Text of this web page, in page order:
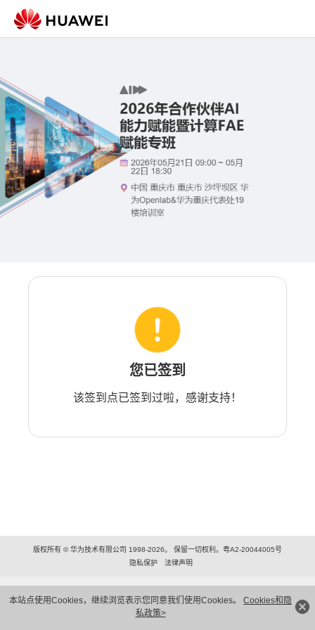
本站点使用Cookies，继续浏览表示您同意我们使用Cookies。 Cookies和隐
私政策>
您已签到
该签到点已签到过啦，感谢支持！
版权所有 © 华为技术有限公司 1998-2026。 保留一切权利。粤A2-20044005号
隐私保护
法律声明